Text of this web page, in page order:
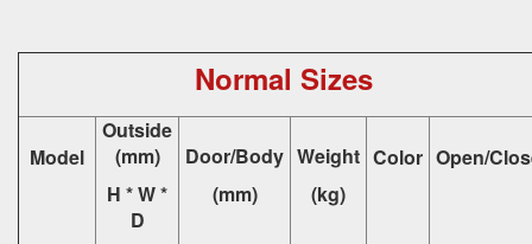
Normal Sizes
Model
Outside
(mm)
H * W *
D
Door/Body
(mm)
Weight
(kg)
Color Open/